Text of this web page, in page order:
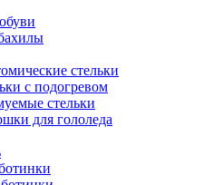
стельки
с подогревом
стельки
для гололеда